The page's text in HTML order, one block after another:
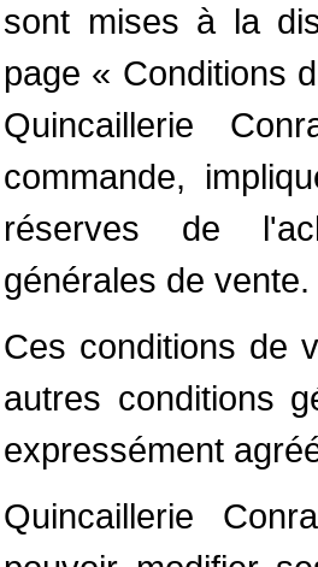
sont mises à la
page « Conditions
Quincaillerie
commande,
réserves de
générales de vente.
Ces conditions de
autres conditions
expressément
Quincaillerie